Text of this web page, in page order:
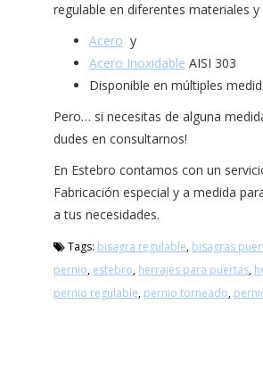
regulable en diferentes materiales y
Acero y
Acero Inoxidable AISI 303
Disponible en múltiples
Pero… si necesitas de alguna
dudes en consultarnos!
En Estebro contamos con un
Fabricación especial y a medida
a tus necesidades.
Tags: bisagra regulable, bisagras
pernio, estebro, herrajes para puertas,
pernio regulable, pernio torneado,